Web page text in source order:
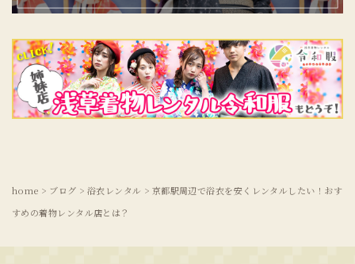
home > ブログ > 浴衣レンタル > 京都駅周辺で浴衣を安くレンタルしたい！おす
すめの着物レンタル店とは？